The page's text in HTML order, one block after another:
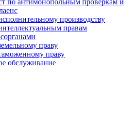
по антимонопольным проверкам и
производству
правам
праву
праву
обслуживание